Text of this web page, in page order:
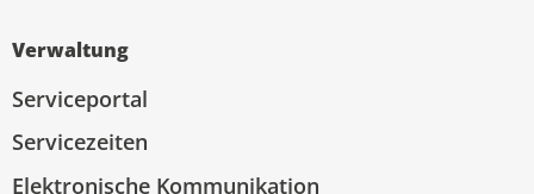
Verwaltung
Serviceportal
Servicezeiten
Elektronische Kommunikation